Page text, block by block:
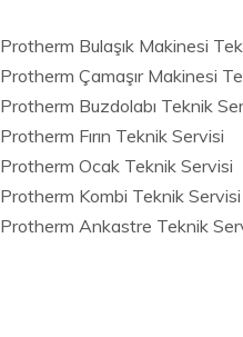
Protherm Bulaşık Makinesi
Protherm Çamaşır Makinesi
Protherm Buzdolabı Teknik
Protherm Fırın Teknik Servisi
Protherm Ocak Teknik Servisi
Protherm Kombi Teknik Servisi
Protherm Ankastre Teknik